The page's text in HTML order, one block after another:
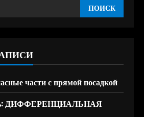
части с прямой посадкой
ДИФФЕРЕНЦИАЛЬНАЯ